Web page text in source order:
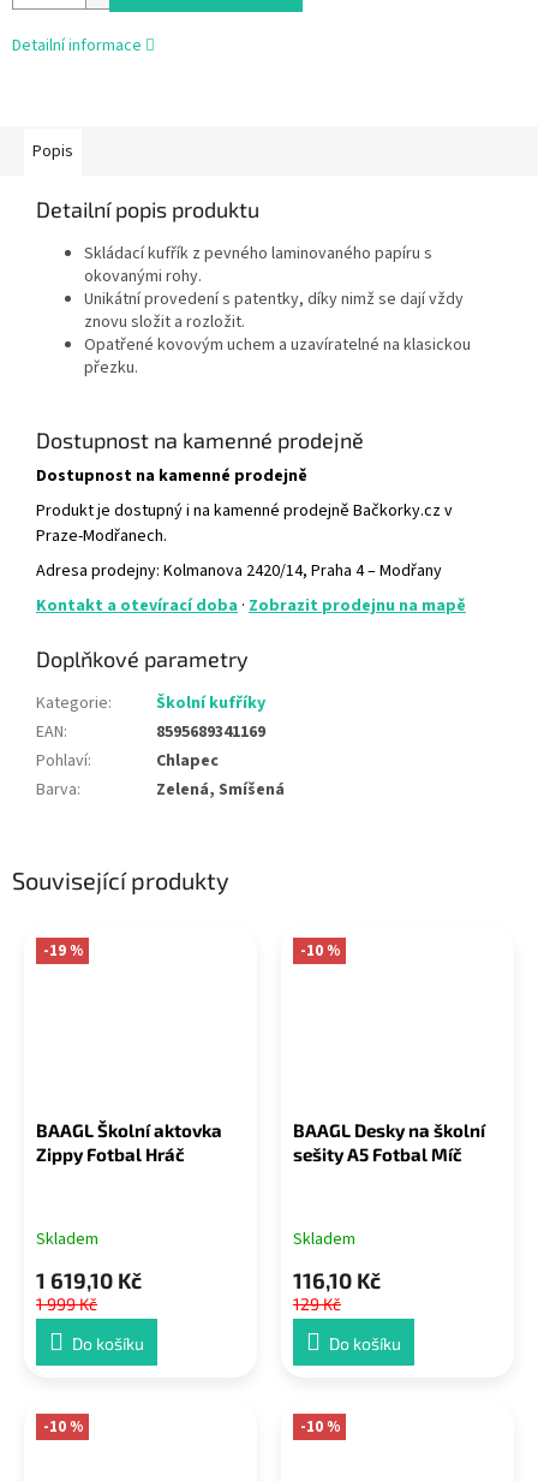
Detailní informace
Související produkty
-19 %
BAAGL Školní aktovka
Zippy Fotbal Hráč
Skladem
1 619,10 Kč
1 999 Kč
Do košíku
-10 %
BAAGL Desky na školní
sešity A5 Fotbal Míč
Skladem
116,10 Kč
129 Kč
Do košíku
-10 % -10 %
Popis
Detailní popis produktu
Skládací kufřík z pevného laminovaného papíru s
okovanými rohy.
Unikátní provedení s patentky, díky nimž se dají vždy
znovu složit a rozložit.
Opatřené kovovým uchem a uzavíratelné na klasickou
přezku.
Dostupnost na kamenné prodejně
Dostupnost na kamenné prodejně
Produkt je dostupný i na kamenné prodejně Bačkorky.cz v
Praze-Modřanech.
Adresa prodejny: Kolmanova 2420/14, Praha 4 – Modřany
Kontakt a otevírací doba · Zobrazit prodejnu na mapě
Doplňkové parametry
Kategorie:
Školní kufříky
EAN:
8595689341169
Pohlaví:
Chlapec
Barva: Zelená, Smíšená